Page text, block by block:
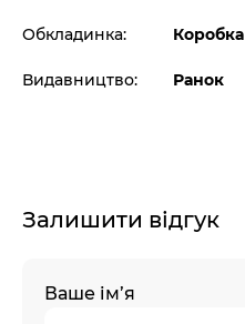
Обкладинка: Коробка
Видавництво: Ранок
Залишити відгук
Ваше ім’я